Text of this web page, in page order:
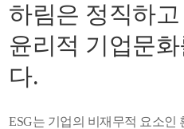
하림은 정직하
윤리적 기업문
다.
ESG는 기업의 비재무적 요소인